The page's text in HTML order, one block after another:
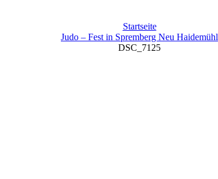
Startseite
Judo – Fest in Spremberg Neu Haidemühl
DSC_7125